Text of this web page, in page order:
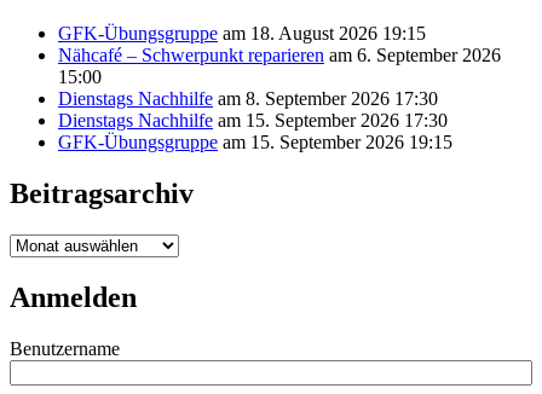
GFK-Übungsgruppe am 18. August 2026 19:15
Nähcafé – Schwerpunkt reparieren am 6. September 2026
15:00
Dienstags Nachhilfe am 8. September 2026 17:30
Dienstags Nachhilfe am 15. September 2026 17:30
GFK-Übungsgruppe am 15. September 2026 19:15
Beitragsarchiv
Beitragsarchiv
Anmelden
Benutzername